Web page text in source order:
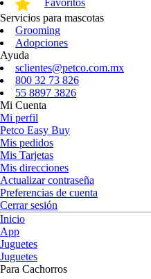
Favoritos
Servicios para mascotas
Grooming
Adopciones
Ayuda
sclientes@petco.com.mx
800 32 73 826
55 8897 3826
Mi Cuenta
Mi perfil
Petco Easy Buy
Mis pedidos
Mis Tarjetas
Mis direcciones
Actualizar contraseña
Preferencias de cuenta
Cerrar sesión
Inicio
App
Juguetes
Juguetes
Para Cachorros